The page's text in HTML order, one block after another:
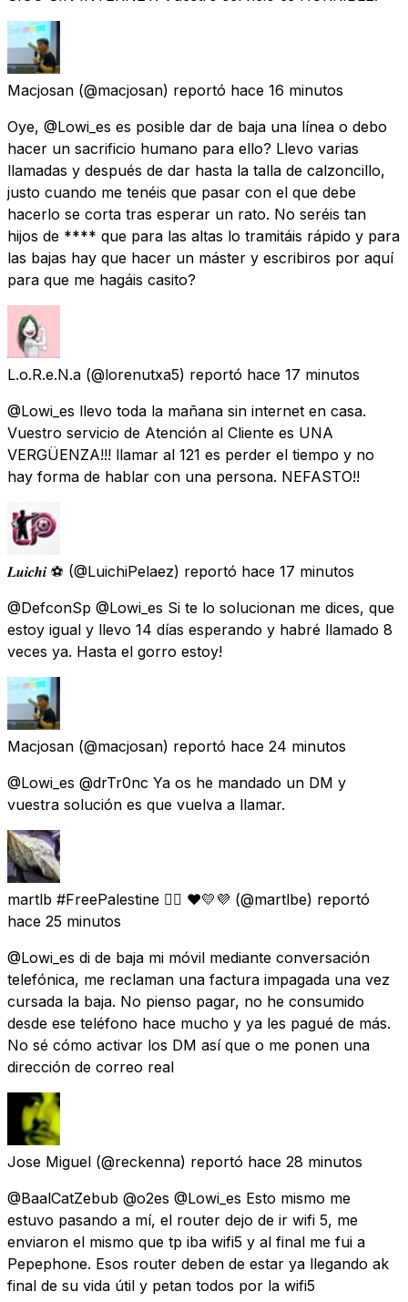
Macjosan (@macjosan) reportó hace 16 minutos
Oye, @Lowi_es es posible dar de baja una línea o debo
hacer un sacrificio humano para ello? Llevo varias
llamadas y después de dar hasta la talla de calzoncillo,
justo cuando me tenéis que pasar con el que debe
hacerlo se corta tras esperar un rato. No seréis tan
hijos de **** que para las altas lo tramitáis rápido y para
las bajas hay que hacer un máster y escribiros por aquí
para que me hagáis casito?
L.o.R.e.N.a (@lorenutxa5) reportó hace 17 minutos
@Lowi_es llevo toda la mañana sin internet en casa.
Vuestro servicio de Atención al Cliente es UNA
VERGÜENZA!!! llamar al 121 es perder el tiempo y no
hay forma de hablar con una persona. NEFASTO!!
𝑳𝒖𝒊𝒄𝒉𝒊 ⚽️ (@LuichiPelaez) reportó hace 17 minutos
@DefconSp @Lowi_es Si te lo solucionan me dices, que
estoy igual y llevo 14 días esperando y habré llamado 8
veces ya. Hasta el gorro estoy!
Macjosan (@macjosan) reportó hace 24 minutos
@Lowi_es @drTr0nc Ya os he mandado un DM y
vuestra solución es que vuelva a llamar.
martlb #FreePalestine 🏳️‍🌈 ❤💛💜 (@martlbe) reportó
hace 25 minutos
@Lowi_es di de baja mi móvil mediante conversación
telefónica, me reclaman una factura impagada una vez
cursada la baja. No pienso pagar, no he consumido
desde ese teléfono hace mucho y ya les pagué de más.
No sé cómo activar los DM así que o me ponen una
dirección de correo real
Jose Miguel (@reckenna) reportó hace 28 minutos
@BaalCatZebub @o2es @Lowi_es Esto mismo me
estuvo pasando a mí, el router dejo de ir wifi 5, me
enviaron el mismo que tp iba wifi5 y al final me fui a
Pepephone. Esos router deben de estar ya llegando ak
final de su vida útil y petan todos por la wifi5